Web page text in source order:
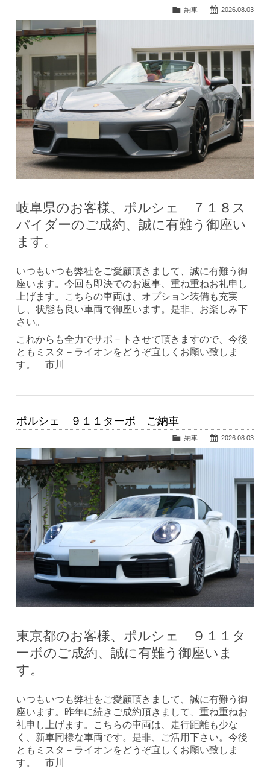
2026.08.03
納車
岐阜県のお客様、ポルシェ ７１８ス
パイダーのご成約、誠に有難う御座い
ます。
いつもいつも弊社をご愛顧頂きまして、誠に有難う御
座います。今回も即決でのお返事、重ね重ねお礼申し
上げます。こちらの車両は、オプション装備も充実
し、状態も良い車両で御座います。是非、お楽しみ下
さい。
これからも全力でサポ－トさせて頂きますので、今後
ともミスタ－ライオンをどうぞ宜しくお願い致しま
す。 市川
ポルシェ ９１１ターボ ご納車
2026.08.03
納車
東京都のお客様、ポルシェ ９１１タ
ーボのご成約、誠に有難う御座いま
す。
いつもいつも弊社をご愛顧頂きまして、誠に有難う御
座います。昨年に続きご成約頂きまして、重ね重ねお
礼申し上げます。こちらの車両は、走行距離も少な
く、新車同様な車両です。是非、ご活用下さい。今後
ともミスタ－ライオンをどうぞ宜しくお願い致しま
す。 市川